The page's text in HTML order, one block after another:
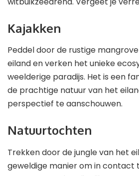
Kajakken
Peddel door de rustige
eiland en verken het unieke
weelderige paradijs. Het is een
de prachtige natuur van het
perspectief te aanschouwen.
Natuurtochten
Trekken door de jungle van het
geweldige manier om in contact